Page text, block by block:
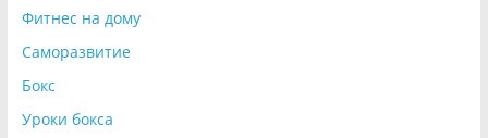
Фитнес на дому
Саморазвитие
Бокс
Уроки бокса